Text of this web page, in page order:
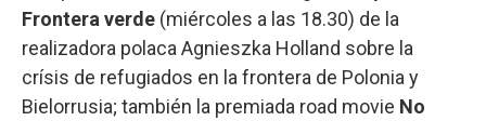
Frontera verde (miércoles a las 18.30) de la
realizadora polaca Agnieszka Holland sobre la
crísis de refugiados en la frontera de Polonia y
Bielorrusia; también la premiada road movie No